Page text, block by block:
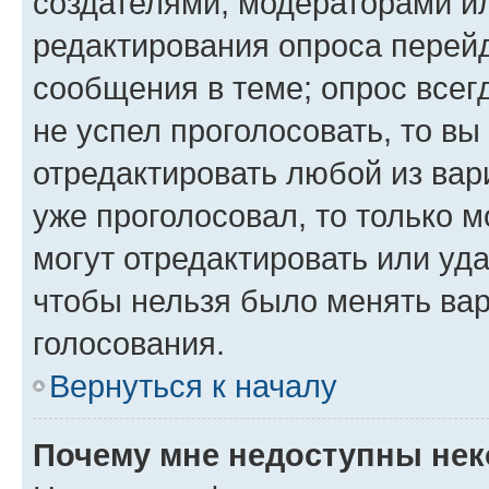
редактирования опроса
сообщения в теме; опрос
не успел проголосовать, то
отредактировать любой из
уже проголосовал, то только
могут отредактировать или
чтобы нельзя было менять
голосования.
Вернуться к началу
Почему мне недоступны